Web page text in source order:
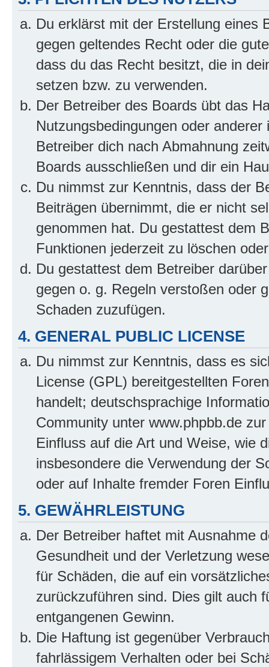
Du erklärst mit der Erstellung eines
gegen geltendes Recht oder die
dass du das Recht besitzt, die in
setzen bzw. zu verwenden.
Der Betreiber des Boards übt das
Nutzungsbedingungen oder
Betreiber dich nach Abmahnung
Boards ausschließen und dir ein
Du nimmst zur Kenntnis, dass der
Beiträgen übernimmt, die er nicht
genommen hat. Du gestattest dem
Funktionen jederzeit zu löschen
Du gestattest dem Betreiber
gegen o. g. Regeln verstoßen oder
Schaden zuzufügen.
4. GENERAL PUBLIC LICENSE
Du nimmst zur Kenntnis, dass es
License (GPL) bereitgestellten
handelt; deutschsprachige
Community unter www.phpbb.de
Einfluss auf die Art und Weise, wie
insbesondere die Verwendung der
oder auf Inhalte fremder Foren
5. GEWÄHRLEISTUNG
Der Betreiber haftet mit Ausnahme
Gesundheit und der Verletzung
für Schäden, die auf ein
zurückzuführen sind. Dies gilt auch
entgangenen Gewinn.
Die Haftung ist gegenüber
fahrlässigem Verhalten oder bei